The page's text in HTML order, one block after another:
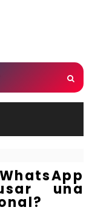
una